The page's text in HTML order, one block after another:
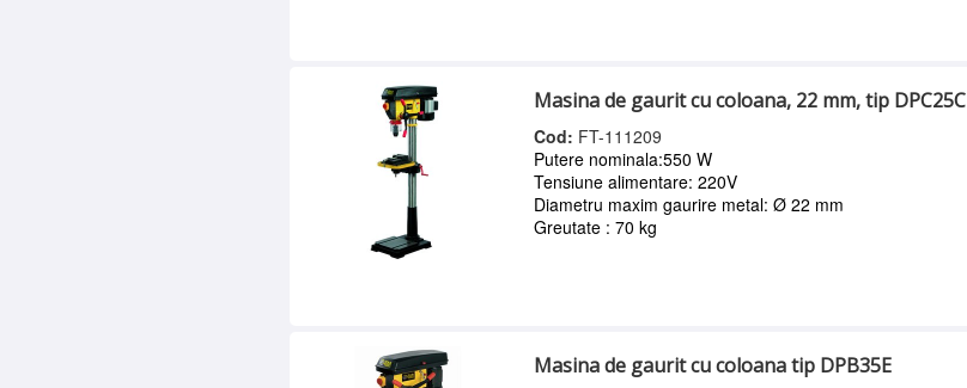
Masina de gaurit cu coloana, 22 mm, tip DPC25C
Cod: FT-111209
Putere nominala:550 W
Tensiune alimentare: 220V
Diametru maxim gaurire metal: Ø 22 mm
Greutate : 70 kg
Masina de gaurit cu coloana tip DPB35E